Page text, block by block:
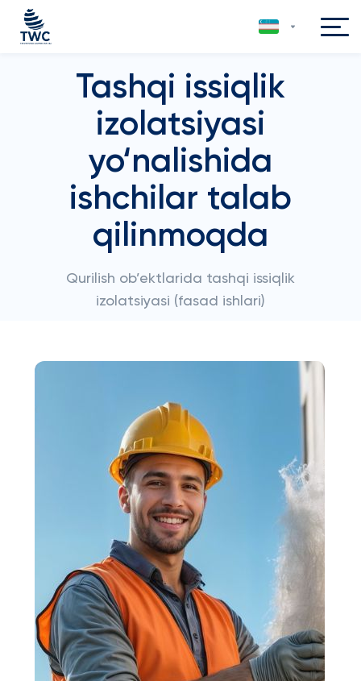
Tashqi issiqlik
izolatsiyasi
yo‘nalishida
ishchilar talab
qilinmoqda
Qurilish ob’ektlarida tashqi issiqlik
izolatsiyasi (fasad ishlari)